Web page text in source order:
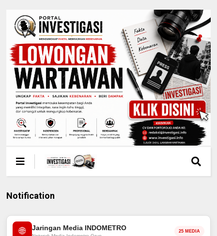
Notification
🌐 Jaringan Media INDOMETRO 25 MEDIA